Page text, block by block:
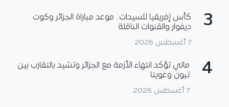
3
كأس إفريقيا للسيدات.. موعد مباراة الجزائر وكوت
ديفوار والقنوات الناقلة
7 أغسطس 2026
4
مالي تؤكد انتهاء الأزمة مع الجزائر وتشيد بالتقارب بين
تبون وغويتا
7 أغسطس 2026